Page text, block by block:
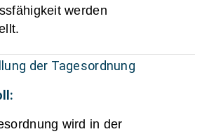
werden
der Tagesordnung
wird in der